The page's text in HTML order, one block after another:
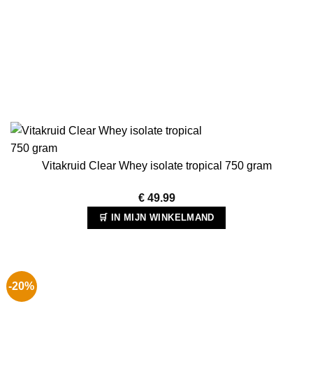
Vitakruid Clear Whey isolate tropical 750 gram
€49.99
🛒 IN MIJN WINKELMAND
-20%